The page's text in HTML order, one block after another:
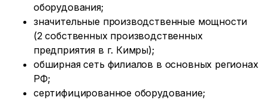
оборудования;
значительные производственные мощности
(2 собственных производственных
предприятия в г. Кимры);
обширная сеть филиалов в основных регионах
РФ;
сертифицированное оборудование;